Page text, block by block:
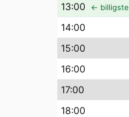
13:00 ← billigste
14:00
15:00
16:00
17:00
18:00